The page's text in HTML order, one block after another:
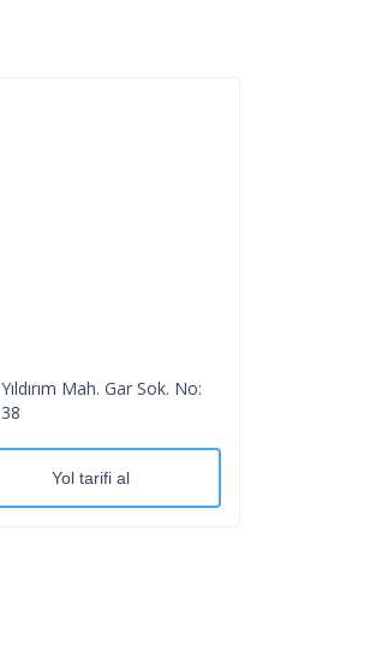
Yıldırım Mah. Gar Sok. No:
38
Yol tarifi al